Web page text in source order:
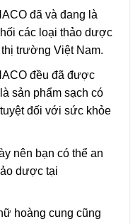
đã và đang là
các loại thảo dược
trường Việt Nam.
đều đã được
sản phẩm sạch có
đối với sức khỏe
nên bạn có thể an
dược tại
hoàng cung cũng